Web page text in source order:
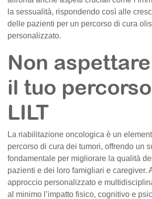
la sessualità, rispondendo così alle
delle pazienti per un percorso di cura
personalizzato.
Non
il tuo
LILT
La riabilitazione oncologica è un
percorso di cura dei tumori, offrendo un
fondamentale per migliorare la qualità
pazienti e dei loro famigliari e caregiver.
approccio personalizzato e
al minimo l’impatto fisico, cognitivo e